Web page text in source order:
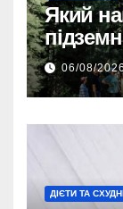
Який
06/08/
ДІЄТИ ТА